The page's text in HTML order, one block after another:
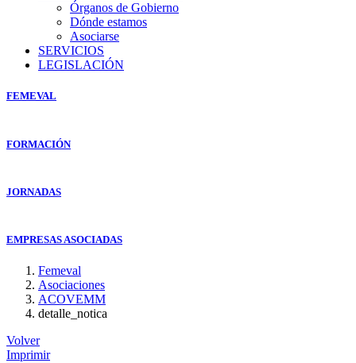
Órganos de Gobierno
Dónde estamos
Asociarse
SERVICIOS
LEGISLACIÓN
FEMEVAL
FORMACIÓN
JORNADAS
EMPRESAS ASOCIADAS
Femeval
Asociaciones
ACOVEMM
detalle_notica
Volver
Imprimir